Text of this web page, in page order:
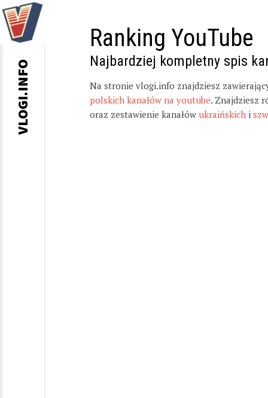
Ranking YouTube
Najbardziej kompletny spis
Na stronie vlogi.info znajdziesz
polskich kanałów na youtube. Znajdziesz
oraz zestawienie kanałów ukraińskich i
VLOGI.INFO